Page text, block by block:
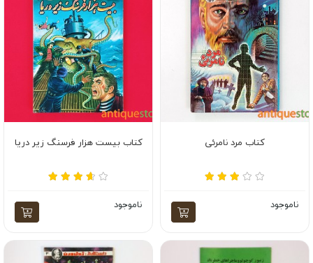
کتاب مرد نامرئی
ناموجود
کتاب بیست هزار فرسنگ زیر دریا
ناموجود